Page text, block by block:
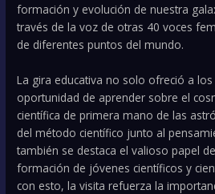
formación y evolución de nuestra
través de la voz de otras 40 voces
de diferentes puntos del mundo.
La gira educativa no solo ofreció a
oportunidad de aprender sobre el
científica de primera mano de las
del método científico junto al
también se destaca el valioso papel
formación de jóvenes científicos y
con esto, la visita refuerza la